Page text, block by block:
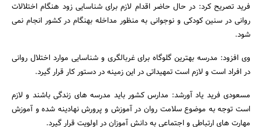
فرید تصریح کرد: در حال حاضر اقدام لازم برای شناسایی زود هنگام اختلالات
روانی در سنین کودکی و نوجوانی به منظور مداخله بهنگام در کشور انجام نمی
شود.
وی افزود: مدرسه بهترین گلوگاه برای غربالگری و شناسایی موارد اختلال روانی
در افراد است و لازم است تمهیداتی در این زمینه در دستور کار قرار گیرد.
مسعودی فرید یاد آورشد: مدارس کشور باید مدرسه های زندگی باشند و لازم
است توجه به موضوع سلامت روان در آموزش و پرورش نهادینه شده و آموزش
مهارت های ارتباطی و اجتماعی به دانش آموزان در اولویت قرار گیرد.